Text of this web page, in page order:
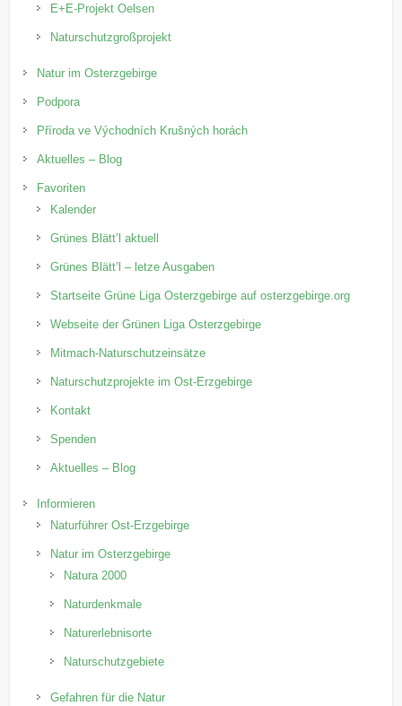
E+E-Projekt Oelsen
Naturschutzgroßprojekt
Natur im Osterzgebirge
Podpora
Příroda ve Východních Krušných horách
Aktuelles – Blog
Favoriten
Kalender
Grünes Blätt’l aktuell
Grünes Blätt’l – letze Ausgaben
Startseite Grüne Liga Osterzgebirge auf osterzgebirge.org
Webseite der Grünen Liga Osterzgebirge
Mitmach-Naturschutzeinsätze
Naturschutzprojekte im Ost-Erzgebirge
Kontakt
Spenden
Aktuelles – Blog
Informieren
Naturführer Ost-Erzgebirge
Natur im Osterzgebirge
Natura 2000
Naturdenkmale
Naturerlebnisorte
Naturschutzgebiete
Gefahren für die Natur